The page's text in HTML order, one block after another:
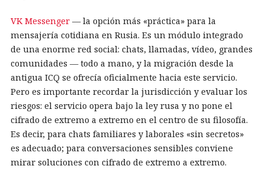
VK Messenger — la opción más «práctica» para la
mensajería cotidiana en Rusia. Es un módulo integrado
de una enorme red social: chats, llamadas, vídeo, grandes
comunidades — todo a mano, y la migración desde la
antigua ICQ se ofrecía oficialmente hacia este servicio.
Pero es importante recordar la jurisdicción y evaluar los
riesgos: el servicio opera bajo la ley rusa y no pone el
cifrado de extremo a extremo en el centro de su filosofía.
Es decir, para chats familiares y laborales «sin secretos»
es adecuado; para conversaciones sensibles conviene
mirar soluciones con cifrado de extremo a extremo.